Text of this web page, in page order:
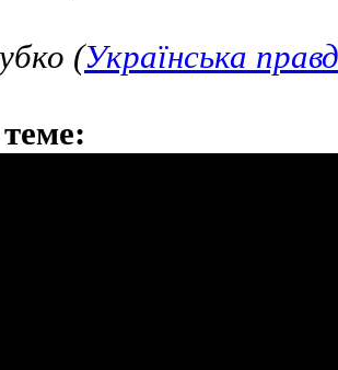
(Українська